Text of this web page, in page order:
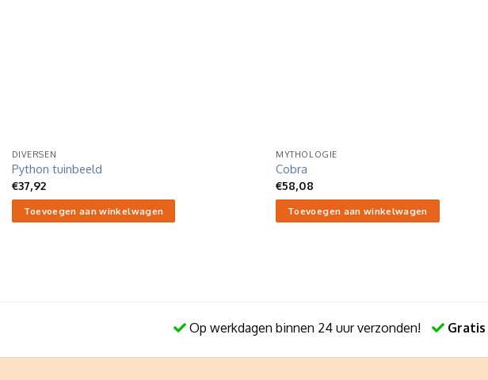
DIVERSEN
Python tuinbeeld
€37,92
Toevoegen aan winkelwagen
MYTHOLOGIE
Cobra
€58,08
Toevoegen aan winkelwagen
Op werkdagen binnen 24 uur verzonden! Gratis